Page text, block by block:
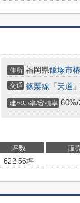
住所 福岡県飯塚市椿
交通 篠栗線 「 天道
建ぺい率/容積率 60%/
坪数 販
622.56坪